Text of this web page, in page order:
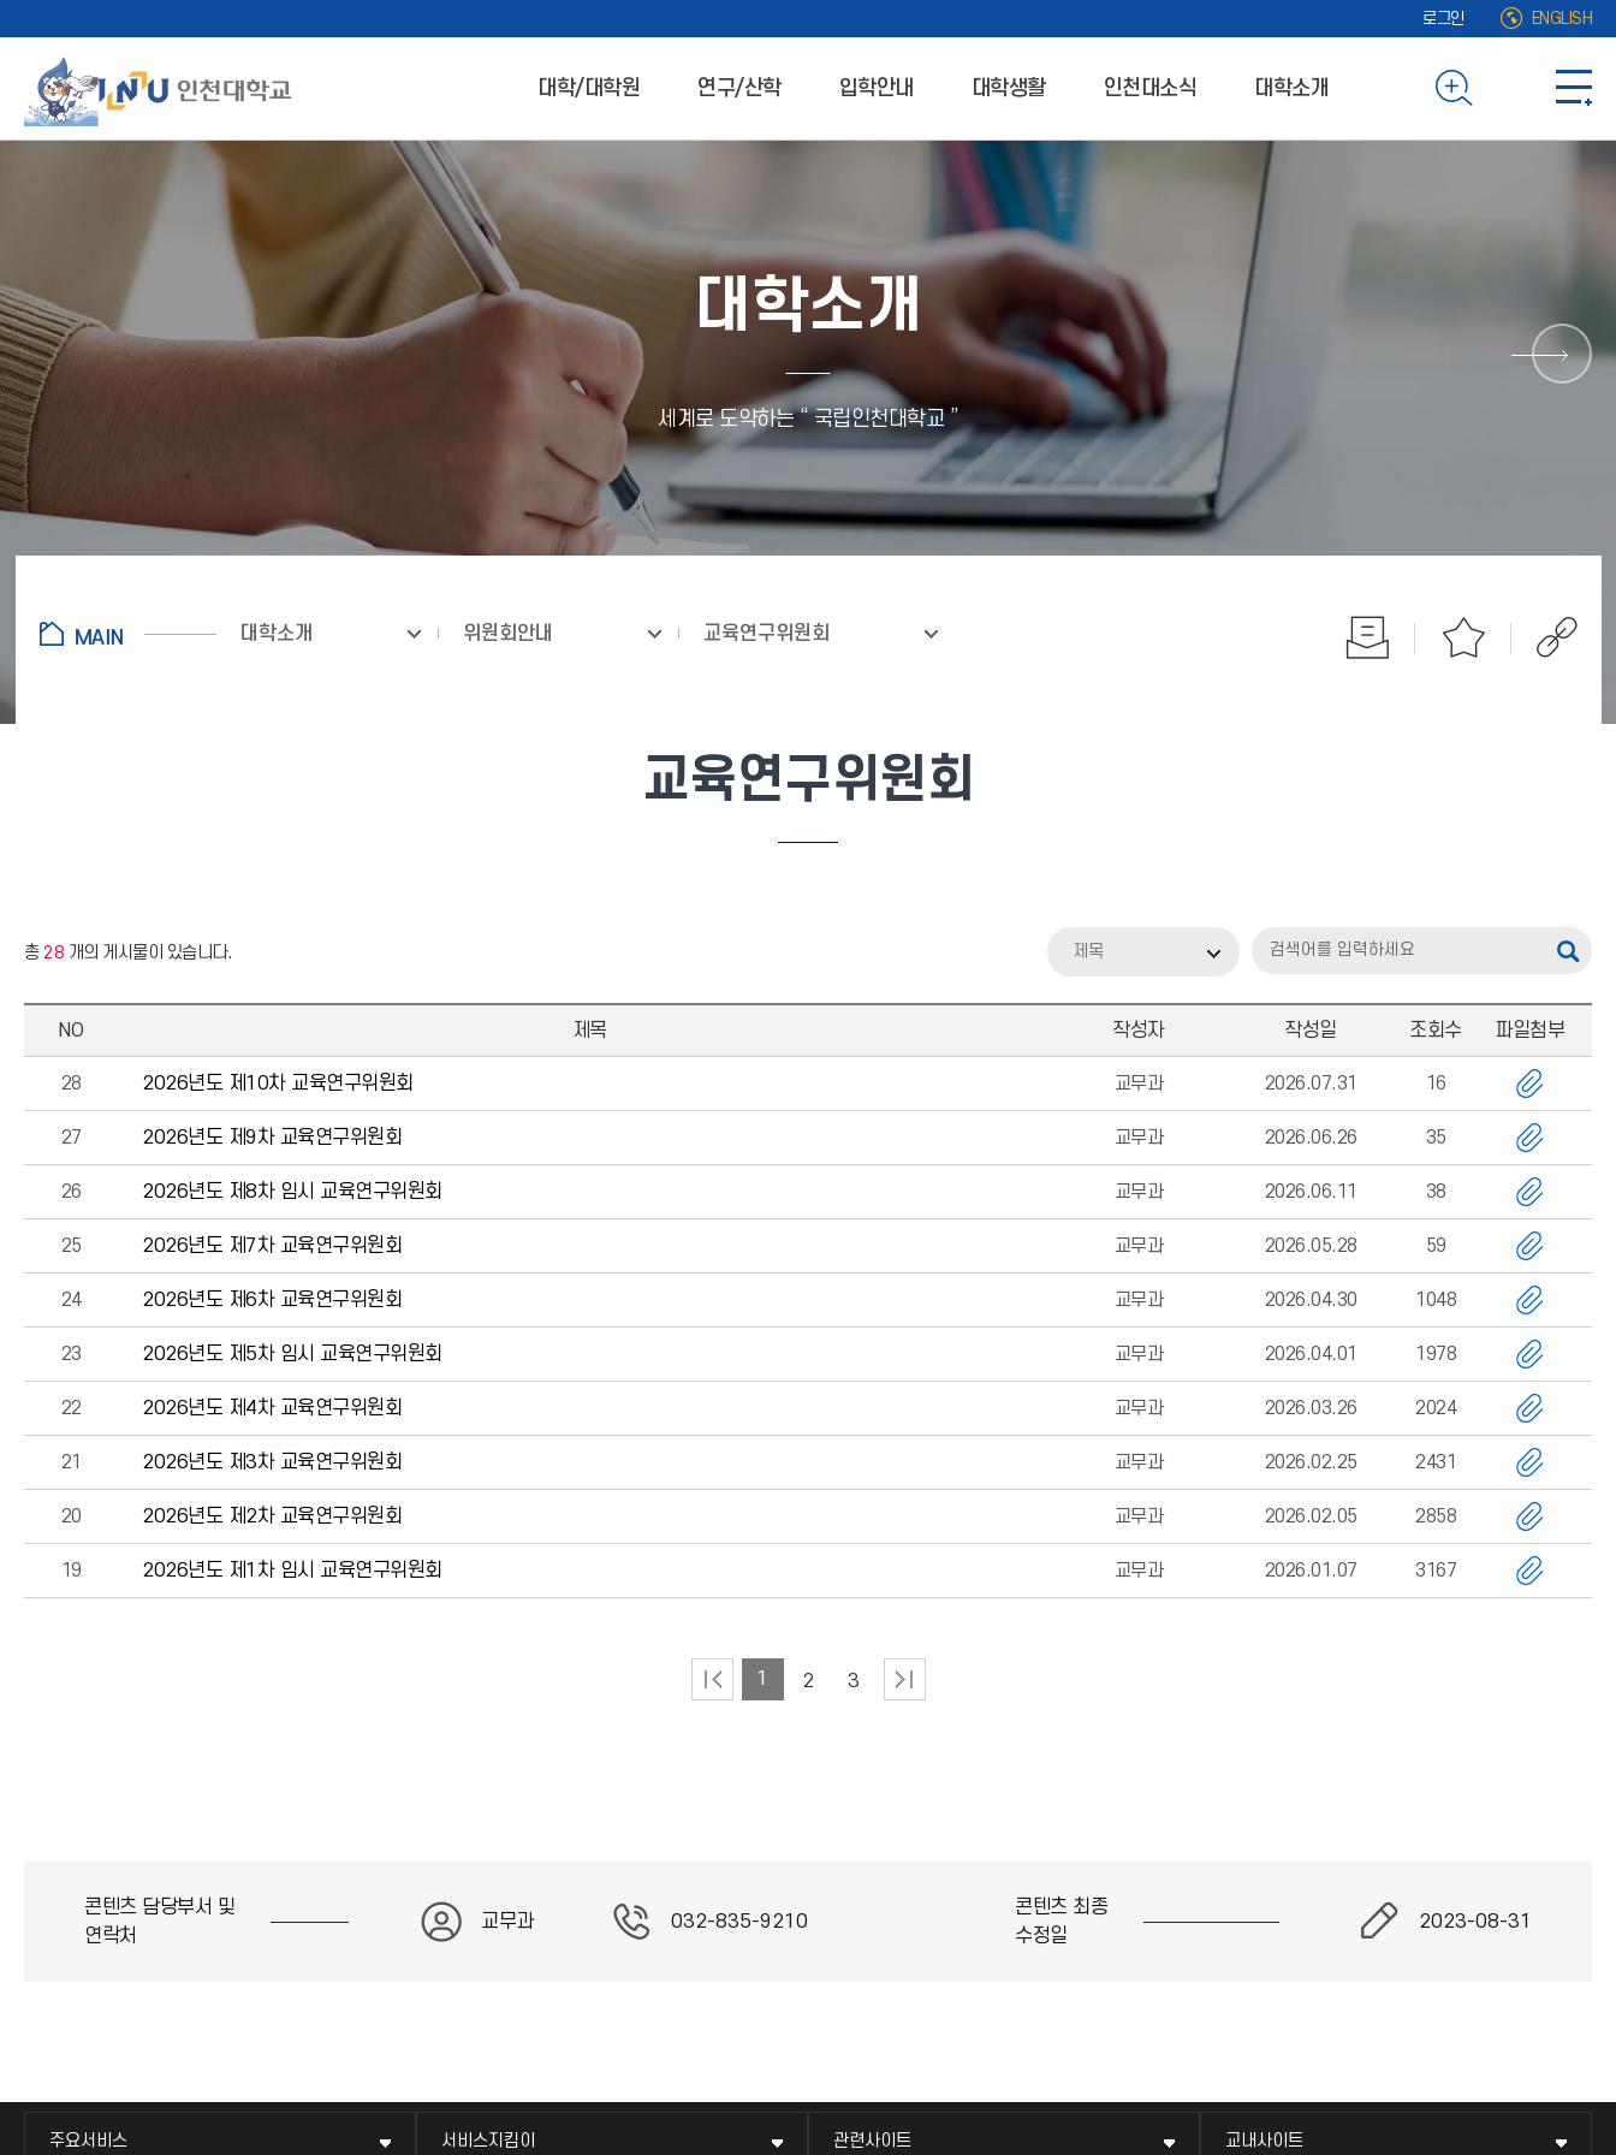
로그인 ENGLISH
대학/대학원 연구/산학 입학안내 대학생활 인천대소식 대학소개
대학소개
세계로 도약하는 “ 국립인천대학교 ”
대학소개 위원회안내 교육연구위원회
교육연구위원회
총28 개의 게시물이 있습니다. 제목
NO 제목 작성자 작성일 조회수 파일첨부
28 2026년도 제10차 교육연구위원회 교무과 2026.07.31 16
27 2026년도 제9차 교육연구위원회 교무과 2026.06.26 35
26 2026년도 제8차 임시 교육연구위원회 교무과 2026.06.11 38
25 2026년도 제7차 교육연구위원회 교무과 2026.05.28 59
24 2026년도 제6차 교육연구위원회 교무과 2026.04.30 1048
23 2026년도 제5차 임시 교육연구위원회 교무과 2026.04.01 1978
22 2026년도 제4차 교육연구위원회 교무과 2026.03.26 2024
21 2026년도 제3차 교육연구위원회 교무과 2026.02.25 2431
20 2026년도 제2차 교육연구위원회 교무과 2026.02.05 2858
19 2026년도 제1차 임시 교육연구위원회 교무과 2026.01.07 3167
1 2 3
콘텐츠 담당부서 및
연락처
교무과 032-835-9210
콘텐츠 최종
수정일
2023-08-31
주요서비스 서비스지킴이 관련사이트 교내사이트